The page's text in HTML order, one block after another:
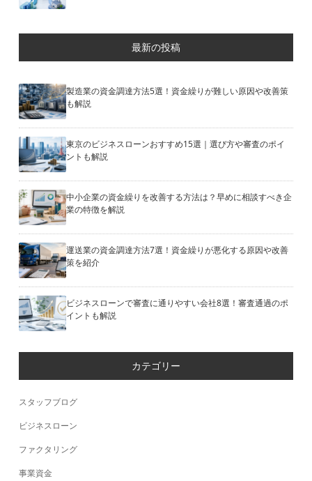
最新の投稿
製造業の資金調達方法5選！資金繰りが難しい原因や改善策
も解説
東京のビジネスローンおすすめ15選｜選び方や審査のポイ
ントも解説
中小企業の資金繰りを改善する方法は？早めに相談すべき企
業の特徴を解説
運送業の資金調達方法7選！資金繰りが悪化する原因や改善
策を紹介
ビジネスローンで審査に通りやすい会社8選！審査通過のポ
イントも解説
カテゴリー
スタッフブログ
ビジネスローン
ファクタリング
事業資金